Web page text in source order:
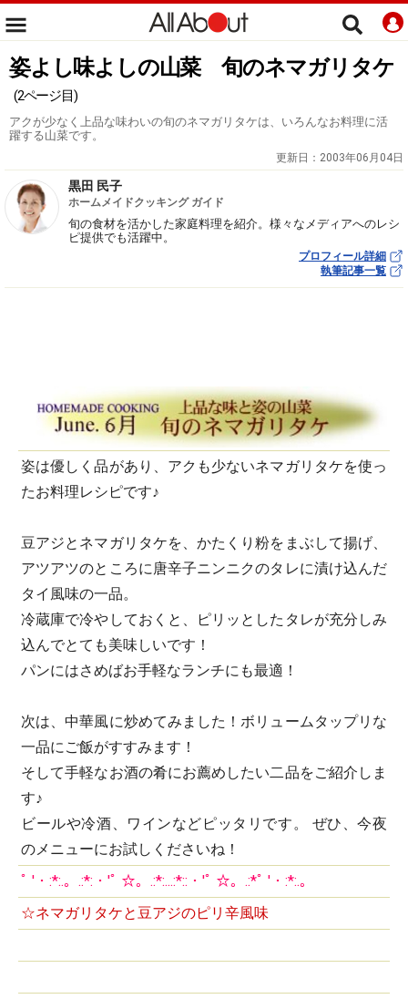
姿よし味よしの山菜 旬のネマガリタケ
(2ページ目)
アクが少なく上品な味わいの旬のネマガリタケは、いろんなお料理に活
躍する山菜です。
更新日： 2003年06月04日
黒田 民子
ホームメイドクッキング ガイド
旬の食材を活かした家庭料理を紹介。様々なメディアへのレシ
ピ提供でも活躍中。
プロフィール詳細
執筆記事一覧
姿は優しく品があり、アクも少ないネマガリタケを使っ
たお料理レシピです♪
豆アジとネマガリタケを、かたくり粉をまぶして揚げ、
アツアツのところに唐辛子ニンニクのタレに漬け込んだ
タイ風味の一品。
冷蔵庫で冷やしておくと、ピリッとしたタレが充分しみ
込んでとても美味しいです！
パンにはさめばお手軽なランチにも最適！
次は、中華風に炒めてみました！ボリュームタップリな
一品にご飯がすすみます！
そして手軽なお酒の肴にお薦めしたい二品をご紹介しま
す♪
ビールや冷酒、ワインなどピッタリです。 ぜひ、今夜
のメニューにお試しくださいね！
ﾟ '・:*:.。.:*:・'ﾟ ☆。.:*:...:*::・'ﾟ ☆。.:*ﾟ '・:*:.。
☆ネマガリタケと豆アジのピリ辛風味